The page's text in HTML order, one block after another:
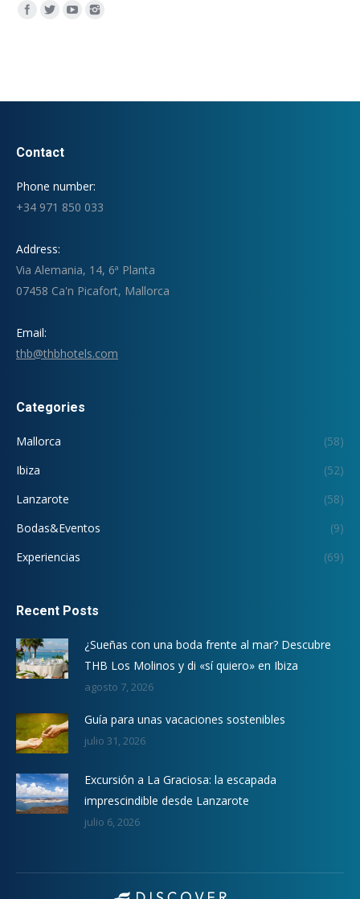
Encuéntranos en:
Contact
Phone number:
+34 971 850 033
Address:
Via Alemania, 14, 6ª Planta
07458 Ca'n Picafort, Mallorca
Email:
thb@thbhotels.com
Categories
Mallorca
(58)
Ibiza
(52)
Lanzarote
(58)
Bodas&Eventos
(9)
Experiencias
(69)
Recent Posts
¿Sueñas con una boda frente al mar? Descubre
THB Los Molinos y di «sí quiero» en Ibiza
agosto 7, 2026
Guía para unas vacaciones sostenibles
julio 31, 2026
Excursión a La Graciosa: la escapada
imprescindible desde Lanzarote
julio 6, 2026